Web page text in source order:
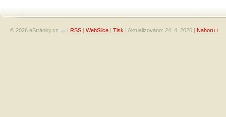
© 2026 eStránky.cz | RSS | WebSlice | Tisk | Aktualizováno: 24. 4. 2026 | Nahoru ↑